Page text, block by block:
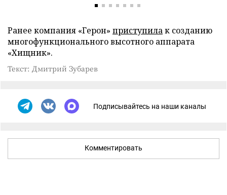
Ранее компания «Герон» приступилак созданию
многофункционального высотного аппарата
«Хищник».
Текст: Дмитрий Зубарев
Подписывайтесь на наши каналы
Комментировать